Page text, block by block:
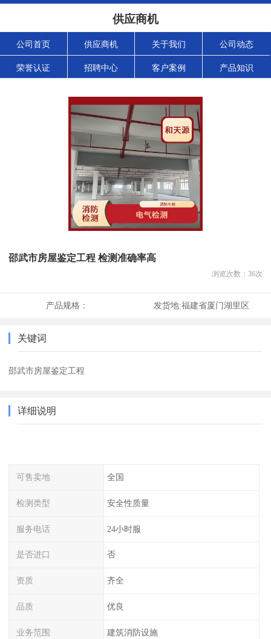
供应商机
公司首页 供应商机 关于我们 公司动态
荣誉认证 招聘中心 客户案例 产品知识
邵武市房屋鉴定工程 检测准确率高
浏览次数： 36次
产品规格： 发货地:福建省厦门湖里区
关键词
邵武市房屋鉴定工程
详细说明
可售卖地 全国
检测类型 安全性质量
服务电话 24小时服
是否进口 否
资质 齐全
品质 优良
业务范围 建筑消防设施